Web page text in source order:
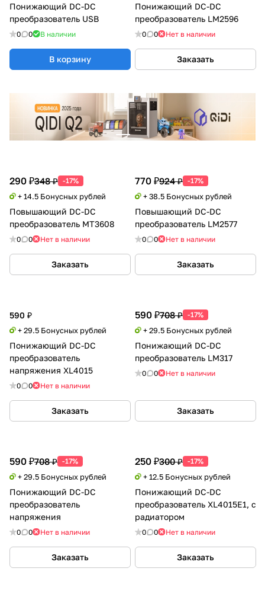
Понижающий DC-DC
преобразователь USB
0 0 В наличии
В корзину
Понижающий DC-DC
преобразователь LM2596
0 0 Нет в наличии
Заказать
290 ₽348 ₽ -17%
+ 14.5 Бонусных рублей
Повышающий DC-DC
преобразователь MT3608
0 0 Нет в наличии
Заказать
770 ₽924 ₽ -17%
+ 38.5 Бонусных рублей
Повышающий DC-DC
преобразователь LM2577
0 0 Нет в наличии
Заказать
590 ₽
+ 29.5 Бонусных рублей
Понижающий DC-DC
преобразователь
напряжения XL4015
0 0 Нет в наличии
Заказать
590 ₽708 ₽ -17%
+ 29.5 Бонусных рублей
Понижающий DC-DC
преобразователь LM317
0 0 Нет в наличии
Заказать
590 ₽708 ₽ -17%
+ 29.5 Бонусных рублей
Понижающий DC-DC
преобразователь
напряжения
0 0 Нет в наличии
Заказать
250 ₽300 ₽ -17%
+ 12.5 Бонусных рублей
Понижающий DC-DC
преобразователь XL4015E1, с
радиатором
0 0 Нет в наличии
Заказать